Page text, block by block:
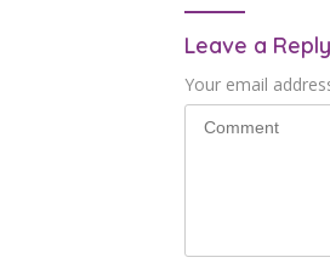
Leave a Reply
Your email